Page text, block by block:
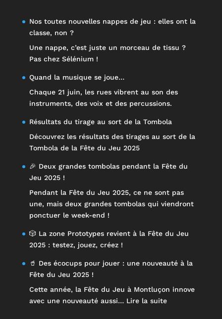
Nos toutes nouvelles nappes de jeu : elles ont la
classe, non ?
Une nappe, c’est juste un morceau de tissu ?
Pas chez Sélénium !
Quand la musique se joue…
Chaque 21 juin, les rues vibrent au son des
instruments, des voix et des percussions.
Résultats du tirage au sort de la Tombola
Découvrez les résultats des tirages au sort de la
Tombola de la Fête du Jeu 2025
🎉 Deux grandes tombolas pendant la Fête du
Jeu 2025 !
Pendant la Fête du Jeu 2025, ce ne sont pas
une, mais deux grandes tombolas qui viendront
ponctuer le week-end !
🎲 La zone Prototypes revient à la Fête du Jeu
2025 : testez, jouez, créez !
🥤 Des écocups pour jouer : une nouveauté à la
Fête du Jeu 2025 !
Cette année, la Fête du Jeu à Montluçon innove
avec une nouveauté aussi… Lire la suite: